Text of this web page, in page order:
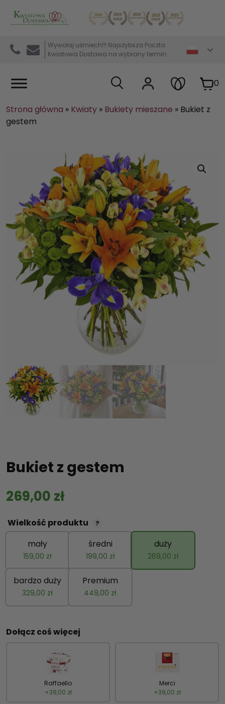
Kwiaciarnia internetowa Kwiatowa Dostawa
Wywołaj uśmiech!!! Najszybsza Poczta.
Kwiatowa Dostawa na wybrany termin.
0
Strona główna » Kwiaty » Bukiety mieszane » Bukiet z
gestem
Bukiet z gestem
269,00 zł
Wielkość produktu ?
159,00 zł
mały
199,00 zł
średni
269,00 zł
duży
329,00 zł
bardzo duży
449,00 zł
Premium
Dołącz coś więcej
Raffaello
+39,00 zł
Merci
+39,00 zł